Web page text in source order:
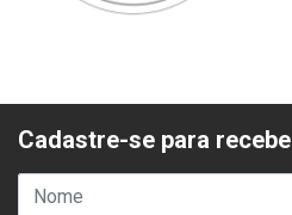
Cadastre-se para